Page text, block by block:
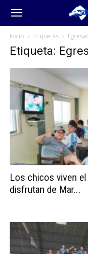
Inicio Etiquetas
Etiqueta:
Los chicos viven
disfrutan de Mar...